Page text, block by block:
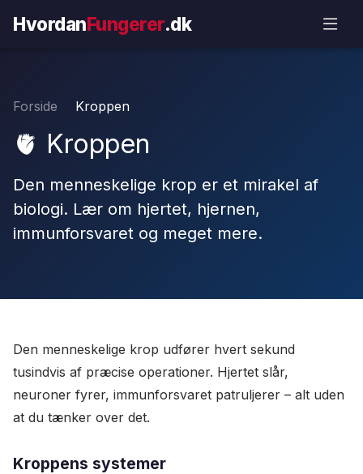
HvordanFungerer.dk
Forside Kroppen
🫀 Kroppen
Den menneskelige krop er et mirakel af
biologi. Lær om hjertet, hjernen,
immunforsvaret og meget mere.
Den menneskelige krop udfører hvert sekund
tusindvis af præcise operationer. Hjertet slår,
neuroner fyrer, immunforsvaret patruljerer – alt uden
at du tænker over det.
Kroppens systemer